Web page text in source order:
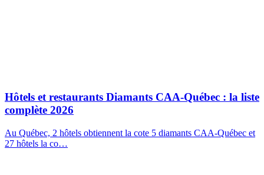
Hôtels et restaurants Diamants CAA-Québec : la liste
complète 2026
Au Québec, 2 hôtels obtiennent la cote 5 diamants CAA-Québec et
27 hôtels la co…